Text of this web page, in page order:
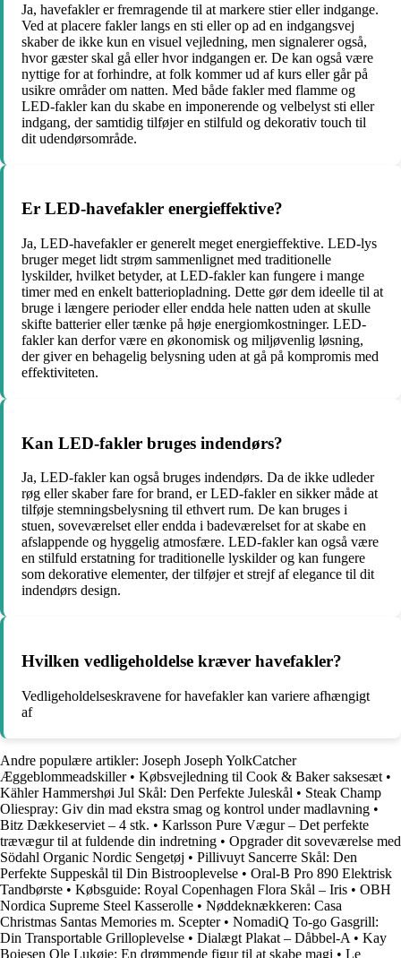
Ja, havefakler er fremragende til at markere stier eller indgange.
Ved at placere fakler langs en sti eller op ad en indgangsvej
skaber de ikke kun en visuel vejledning, men signalerer også,
hvor gæster skal gå eller hvor indgangen er. De kan også være
nyttige for at forhindre, at folk kommer ud af kurs eller går på
usikre områder om natten. Med både fakler med flamme og
LED-fakler kan du skabe en imponerende og velbelyst sti eller
indgang, der samtidig tilføjer en stilfuld og dekorativ touch til
dit udendørsområde.
Er LED-havefakler energieffektive?
Ja, LED-havefakler er generelt meget energieffektive. LED-lys
bruger meget lidt strøm sammenlignet med traditionelle
lyskilder, hvilket betyder, at LED-fakler kan fungere i mange
timer med en enkelt batteriopladning. Dette gør dem ideelle til at
bruge i længere perioder eller endda hele natten uden at skulle
skifte batterier eller tænke på høje energiomkostninger. LED-
fakler kan derfor være en økonomisk og miljøvenlig løsning,
der giver en behagelig belysning uden at gå på kompromis med
effektiviteten.
Kan LED-fakler bruges indendørs?
Ja, LED-fakler kan også bruges indendørs. Da de ikke udleder
røg eller skaber fare for brand, er LED-fakler en sikker måde at
tilføje stemningsbelysning til ethvert rum. De kan bruges i
stuen, soveværelset eller endda i badeværelset for at skabe en
afslappende og hyggelig atmosfære. LED-fakler kan også være
en stilfuld erstatning for traditionelle lyskilder og kan fungere
som dekorative elementer, der tilføjer et strejf af elegance til dit
indendørs design.
Hvilken vedligeholdelse kræver havefakler?
Vedligeholdelseskravene for havefakler kan variere afhængigt
af
Andre populære artikler: Joseph Joseph YolkCatcher
Æggeblommeadskiller• Købsvejledning til Cook & Baker saksesæt •
Kähler Hammershøi Jul Skål: Den Perfekte Juleskål • Steak Champ
Oliespray: Giv din mad ekstra smag og kontrol under madlavning •
Bitz Dækkeserviet – 4 stk. • Karlsson Pure Vægur – Det perfekte
trævægur til at fuldende din indretning • Opgrader dit soveværelse med
Södahl Organic Nordic Sengetøj • Pillivuyt Sancerre Skål: Den
Perfekte Suppeskål til Din Bistrooplevelse • Oral-B Pro 890 Elektrisk
Tandbørste • Købsguide: Royal Copenhagen Flora Skål – Iris • OBH
Nordica Supreme Steel Kasserolle • Nøddeknækkeren: Casa
Christmas Santas Memories m. Scepter• NomadiQ To-go Gasgrill:
Din Transportable Grilloplevelse • Dialægt Plakat – Dåbbel-A • Kay
Bojesen Ole Lukøje: En drømmende figur til at skabe magi • Le